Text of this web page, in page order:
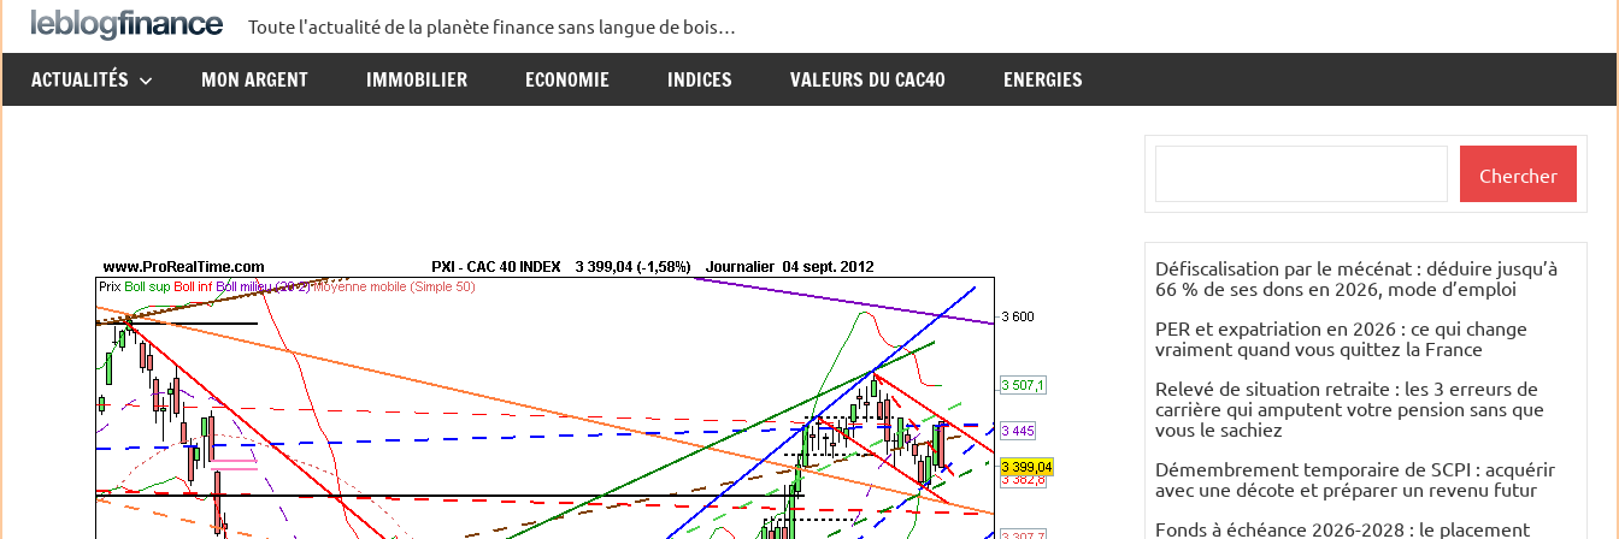
Aller
au
contenu
Le
Blog
Toute l'actualité de la planète finance sans langue de bois…
ACTUALITÉS MON ARGENT IMMOBILIER ECONOMIE INDICES VALEURS DU CAC40 ENERGIES
Chercher
Défiscalisation par le mécénat : déduire jusqu’à
66 % de ses dons en 2026, mode d’emploi
PER et expatriation en 2026 : ce qui change
vraiment quand vous quittez la France
Relevé de situation retraite : les 3 erreurs de
carrière qui amputent votre pension sans que
vous le sachiez
Démembrement temporaire de SCPI : acquérir
avec une décote et préparer un revenu futur
Fonds à échéance 2026-2028 : le placement